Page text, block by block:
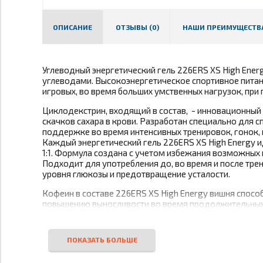
ОПИСАНИЕ ОТЗЫВЫ (0) НАШИ
Углеводный энергетический гель 226ERS XS High
углеводами. Высокоэнергетическое спортивное
игровых, во время больших умственных нагрузок,
Циклодекстрин, входящий в состав, -
скачков сахара в крови. Разработан специально для
поддержке во время интенсивных тренировок,
Каждый энергетический гель 226ERS XS High
1:1. Формула создана с учетом избежания
Подходит для употребления до, во время и после
уровня глюкозы и предотвращение усталости.
Кофеин в составе 226ERS XS High Energy вишня
повышению выносливости во время
имеет пролонгированный энергетический